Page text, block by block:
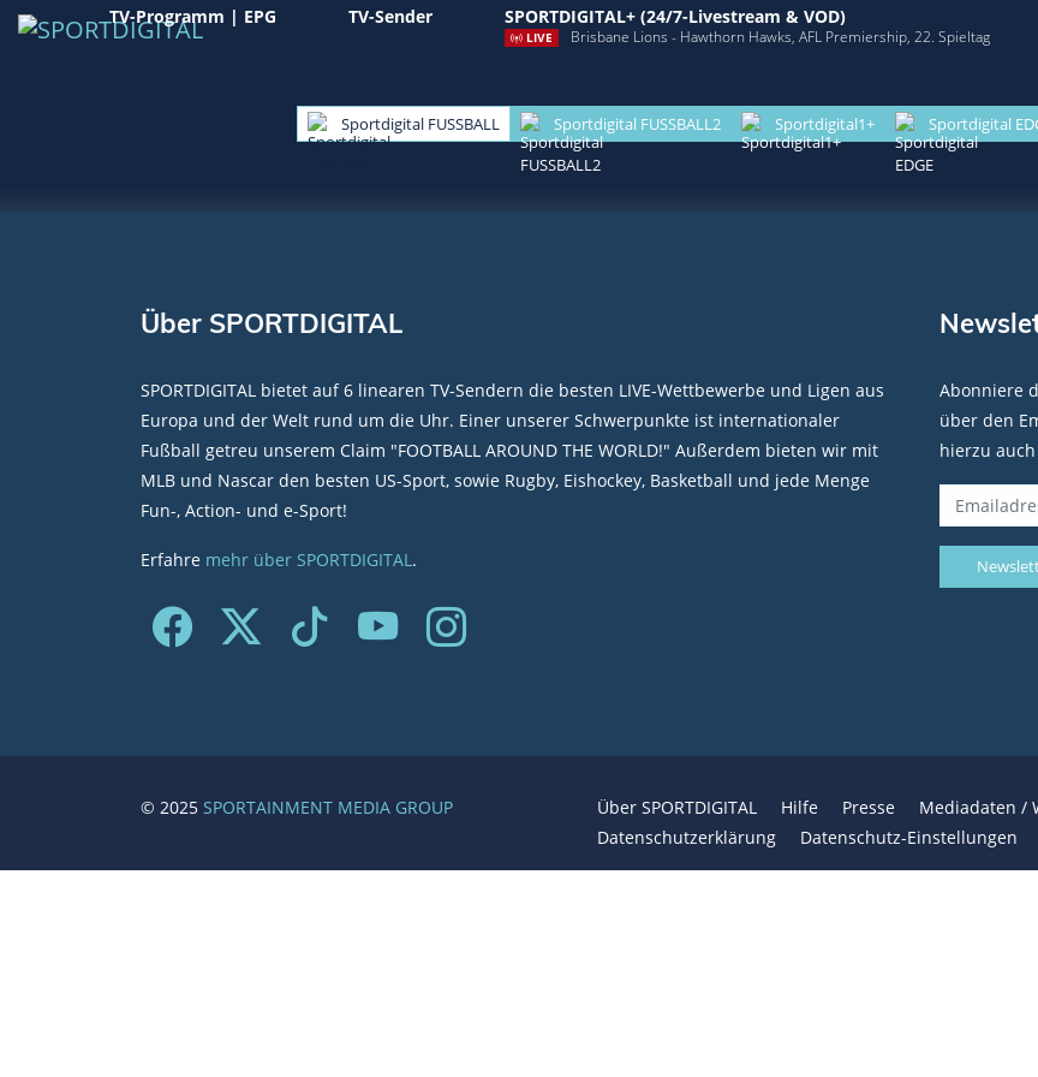
TV-Programm | EPG TV-Sender SPORTDIGITAL+ (24/7-Livestream & VOD)
LIVE Brisbane Lions - Hawthorn Hawks, AFL Premiership, 22. Spieltag
Sportdigital FUSSBALL Sportdigital FUSSBALL2 Sportdigital1+ Sportdigital
Über SPORTDIGITAL
SPORTDIGITAL bietet auf 6 linearen TV-Sendern die besten LIVE-Wettbewerbe und Ligen aus
Europa und der Welt rund um die Uhr. Einer unserer Schwerpunkte ist internationaler
Fußball getreu unserem Claim "FOOTBALL AROUND THE WORLD!" Außerdem bieten wir mit
MLB und Nascar den besten US-Sport, sowie Rugby, Eishockey, Basketball und jede Menge
Fun-, Action- und e-Sport!
Erfahre mehr über SPORTDIGITAL.
Abonniere
über den
hierzu
© 2025 SPORTAINMENT MEDIA GROUP Über SPORTDIGITAL Hilfe Presse Mediadaten /
Datenschutzerklärung
Datenschutz-Einstellungen